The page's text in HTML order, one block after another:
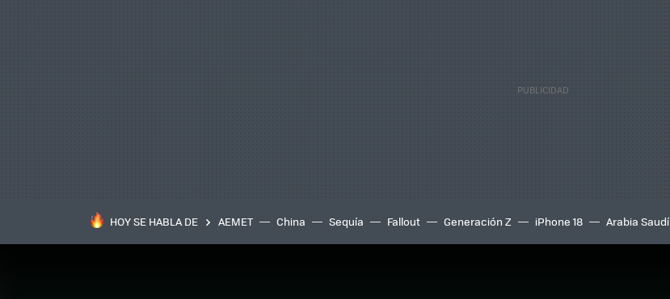
HOY SE HABLA DE AEMET China Sequía Fallout Generación Z iPhone 18 Arabia Saudí